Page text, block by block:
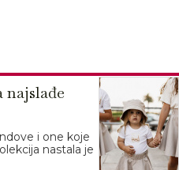
najslađe
i one koje
nastala je